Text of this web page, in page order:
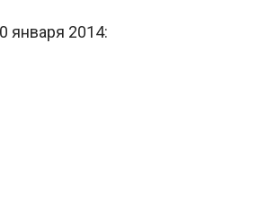
января 2014: